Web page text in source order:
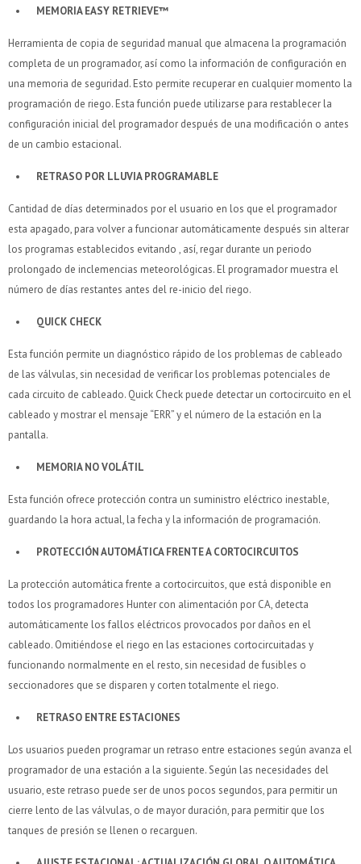
MEMORIA EASY RETRIEVE™
Herramienta de copia de seguridad manual que almacena la programación
completa de un programador, así como la información de configuración en
una memoria de seguridad. Esto permite recuperar en cualquier momento la
programación de riego. Esta función puede utilizarse para restablecer la
configuración inicial del programador después de una modificación o antes
de un cambio estacional.
RETRASO POR LLUVIA PROGRAMABLE
Cantidad de días determinados por el usuario en los que el programador
esta apagado, para volver a funcionar automáticamente después sin alterar
los programas establecidos evitando , así, regar durante un periodo
prolongado de inclemencias meteorológicas. El programador muestra el
número de días restantes antes del re-inicio del riego.
QUICK CHECK
Esta función permite un diagnóstico rápido de los problemas de cableado
de las válvulas, sin necesidad de verificar los problemas potenciales de
cada circuito de cableado. Quick Check puede detectar un cortocircuito en el
cableado y mostrar el mensaje “ERR” y el número de la estación en la
pantalla.
MEMORIA NO VOLÁTIL
Esta función ofrece protección contra un suministro eléctrico inestable,
guardando la hora actual, la fecha y la información de programación.
PROTECCIÓN AUTOMÁTICA FRENTE A CORTOCIRCUITOS
La protección automática frente a cortocircuitos, que está disponible en
todos los programadores Hunter con alimentación por CA, detecta
automáticamente los fallos eléctricos provocados por daños en el
cableado. Omitiéndose el riego en las estaciones cortocircuitadas y
funcionando normalmente en el resto, sin necesidad de fusibles o
seccionadores que se disparen y corten totalmente el riego.
RETRASO ENTRE ESTACIONES
Los usuarios pueden programar un retraso entre estaciones según avanza el
programador de una estación a la siguiente. Según las necesidades del
usuario, este retraso puede ser de unos pocos segundos, para permitir un
cierre lento de las válvulas, o de mayor duración, para permitir que los
tanques de presión se llenen o recarguen.
Después, hasta en 12
cuotas y sin tocar tu
tarjeta de crédito
¡Sumate a la forma más ágil de comprar!
Comprá en 3 cuotas sin recargo o hasta en 12
cuotas * ¡Solo con tu cédula!
Verifica si estás calificado para comprar con Pago
Cédula de identidad
Celular
Continuar
Estás calificado para comprar usando Pago Después.
¡Tenés hasta
para comprar en las cuotas que
prefieras!
Elegí tus productos preferidos
* sujeto a aprobación crediticia. El monto disponible
Ups!
Parece que no tenes oferta, lamentamos el
inconveniente, por cualquier duda contactanos
enpreguntas@pagodespues.com.uy
¡Algo salió mal!
Por favor intenta nuevamente mas tarde.
Después, hasta en 12
cuotas y sin tocar tu
tarjeta de crédito
¡Sumate a la forma más ágil de comprar!
Comprá en 3 cuotas sin recargo o hasta en 12
cuotas * ¡Solo con tu cédula!
Verifica si estás calificado para comprar con Pago
Cédula de identidad
Celular
Continuar
Estás calificado para comprar usando Pago Después.
¡Tenés hasta
para comprar en las cuotas que
prefieras!
Elegí tus productos preferidos
* sujeto a aprobación crediticia. El monto disponible
Ups!
Parece que no tenes oferta, lamentamos el
inconveniente, por cualquier duda contactanos
enpreguntas@pagodespues.com.uy
¡Algo salió mal!
Por favor intenta nuevamente mas tarde.